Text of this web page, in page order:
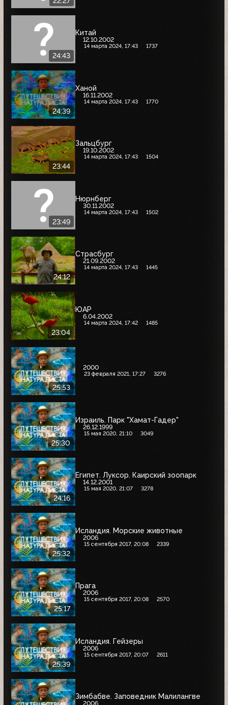
24:43
Китай
12.10.2002
14 марта 2024, 17:43 1737
24:39
Ханой
16.11.2002
14 марта 2024, 17:43 1770
23:44
Зальцбург
19.10.2002
14 марта 2024, 17:43 1504
23:49
Нюрнберг
30.11.2002
14 марта 2024, 17:43 1502
24:12
Страсбург
21.09.2002
14 марта 2024, 17:43 1445
23:04
ЮАР
6.04.2002
14 марта 2024, 17:42 1485
25:53
2000
23 февраля 2021, 17:27 3276
25:30
Израиль. Парк "Хамат-Гадер"
26.12.1999
15 мая 2020, 21:10 3049
24:16
Египет. Луксор. Каирский зоопарк
14.12.2001
15 мая 2020, 21:07 3278
25:32
Исландия. Морские животные
2006
15 сентября 2017, 20:08 2339
25:17
Прага
2006
15 сентября 2017, 20:08 2570
25:39
Исландия. Гейзеры
2006
15 сентября 2017, 20:07 2611
Зимбабве. Заповедник Малилангве
2006